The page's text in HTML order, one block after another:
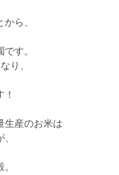
ら、
す。
り、
生産のお米は